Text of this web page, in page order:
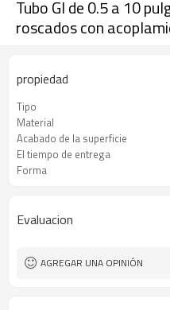
Tubo GI de 0.5 a 10
roscados con
propiedad
Tipo
Material
Acabado de la superficie
El tiempo de entrega
Forma
Evaluacion
AGREGAR UNA OPINIÓN